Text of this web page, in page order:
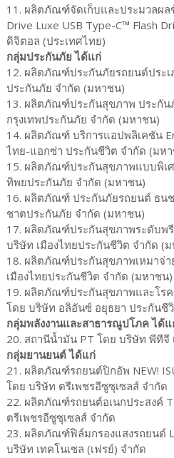
11. ผลิตภัณฑ์จัดเก็บและประมวลผล
Drive Luxe USB Type-C™ Flash
ดิจิตอล (ประเทศไทย)
กลุ่มประกันภัย ได้แก่
12. ผลิตภัณฑ์ประกันภัยรถยนต์ประเ
ประกันภัย จำกัด (มหาชน)
13. ผลิตภัณฑ์ประกันสุขภาพ ประกัน
กรุงเทพประกันภัย จำกัด (มหาชน)
14. ผลิตภัณฑ์ บริการแอปพลิเคชัน
ไทย-แอกซ่า ประกันชีวิต จำกัด (มห
15. ผลิตภัณฑ์ประกันสุขภาพแบบพิเ
ทิพยประกันภัย จำกัด (มหาชน)
16. ผลิตภัณฑ์ ประกันภัยรถยนต์ ธน
ชาตประกันภัย จำกัด (มหาชน)
17. ผลิตภัณฑ์ประกันสุขภาพระดับพรี
บริษัท เมืองไทยประกันชีวิต จำกัด (
18. ผลิตภัณฑ์ประกันสุขภาพเหมาจ่า
เมืองไทยประกันชีวิต จำกัด (มหาชน)
19. ผลิตภัณฑ์ประกันสุขภาพและโร
โดย บริษัท อลิอันซ์ อยุธยา ประกันชี
กลุ่มพลังงานและสาธารณูปโภค ได้
20. สถานีน้ำมัน PT โดย บริษัท พีทีจี
กลุ่มยานยนต์ ได้แก่
21. ผลิตภัณฑ์รถยนต์ปิกอัพ NEW!
โดย บริษัท ตรีเพชรอีซูซุเซลส์ จำกัด
22. ผลิตภัณฑ์รถยนต์อเนกประสงค์
ตรีเพชรอีซูซุเซลส์ จำกัด
23. ผลิตภัณฑ์ฟิล์มกรองแสงรถยนต์
บริษัท เทคโนเซล (เฟรย์) จำกัด